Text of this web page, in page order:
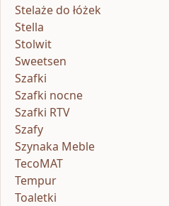
Stelaże do łóżek
Stella
Stolwit
Sweetsen
Szafki
Szafki nocne
Szafki RTV
Szafy
Szynaka Meble
TecoMAT
Tempur
Toaletki